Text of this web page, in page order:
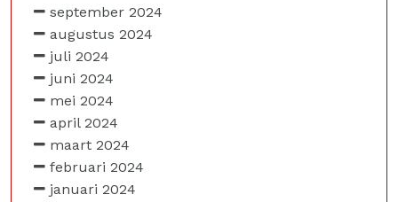
september 2024
augustus 2024
juli 2024
juni 2024
mei 2024
april 2024
maart 2024
februari 2024
januari 2024